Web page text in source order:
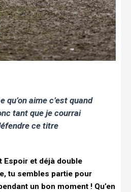
qu’on aime c’est quand
tant que je courrai
ce titre
Espoir et déjà double
tu sembles partie pour
un bon moment ! Qu’en